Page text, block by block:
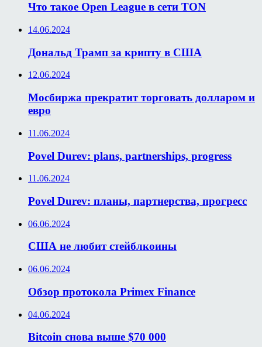
Что такое Open League в сети TON
14.06.2024
Дональд Трамп за крипту в США
12.06.2024
Мосбиржа прекратит торговать долларом и
евро
11.06.2024
Povel Durev: plans, partnerships, progress
11.06.2024
Povel Durev: планы, партнерства, прогресс
06.06.2024
США не любит стейблкоины
06.06.2024
Обзор протокола Primex Finance
04.06.2024
Bitcoin снова выше $70 000